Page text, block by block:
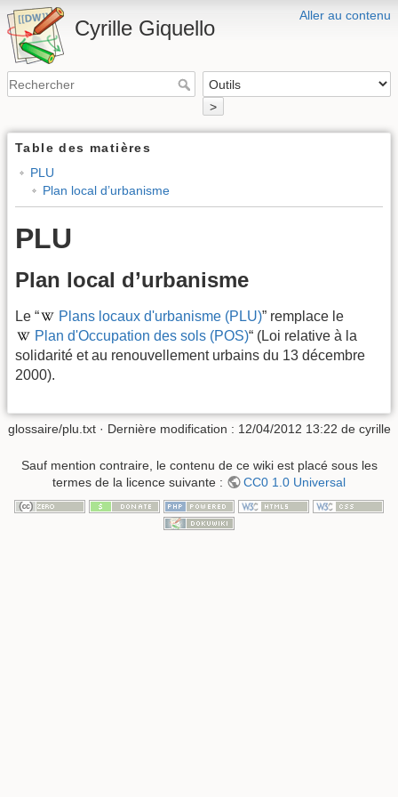
Aller au contenu
Cyrille Giquello
>
Table des matières
PLU
Plan local d’urbanisme
PLU
Plan local d’urbanisme
Le “ Plans locaux d'urbanisme (PLU)” remplace le
Plan d'Occupation des sols (POS)“ (Loi relative à la
solidarité et au renouvellement urbains du 13 décembre
2000).
glossaire/plu.txt · Dernière modification : 12/04/2012 13:22 de cyrille
Sauf mention contraire, le contenu de ce wiki est placé sous les
termes de la licence suivante :
CC0 1.0 Universal